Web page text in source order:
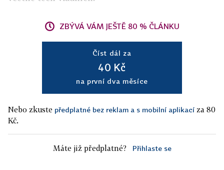
ZBÝVÁ VÁM JEŠTĚ 80 % ČLÁNKU
Číst dál za
40 Kč
na první dva měsíce
Nebo zkuste předplatné bez reklam a s mobilní aplikací za 80
Kč.
Máte již předplatné? Přihlaste se